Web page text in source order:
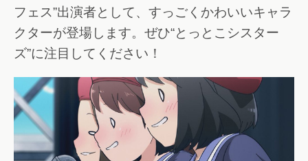
フェス”出演者として、すっごくかわいいキャラ
クターが登場します。ぜひ“とっとこシスター
ズ”に注目してください！